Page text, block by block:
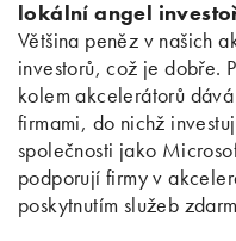
lokální angel
Většina peněz v našich
investorů, což je dobře.
kolem akcelerátorů
firmami, do nichž
společnosti jako
podporují firmy v
poskytnutím služeb